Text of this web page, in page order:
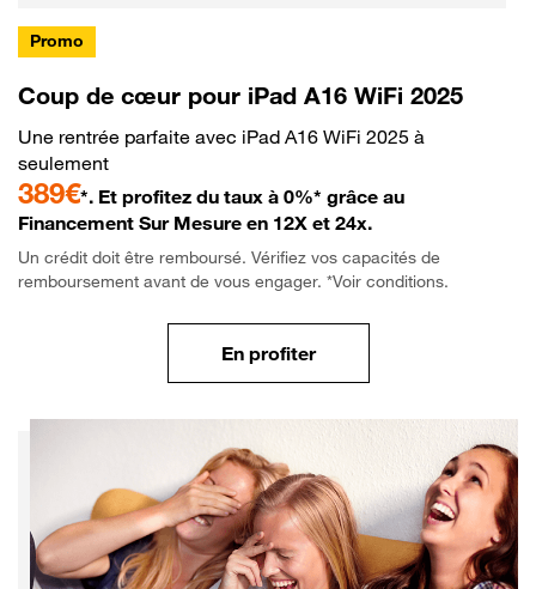
Promo
Coup de cœur pour iPad A16 WiFi 2025
Une rentrée parfaite avec iPad A16 WiFi 2025 à
seulement
389€*. Et profitez du taux à 0%* grâce au
Financement Sur Mesure en 12X et 24x.
Un crédit doit être remboursé. Vérifiez vos capacités de
remboursement avant de vous engager. *Voir conditions.
En profiter